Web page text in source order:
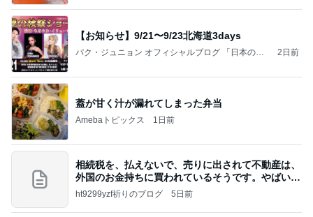
【お知らせ】9/21〜9/23北海道3days
パク・ジュニョン オフィシャルブログ 「日本の
2日前
蓋が甘く汁が漏れてしまった弁当
Amebaトピックス 1日前
相続税を、払えないで、売りに出されて不動産は、
外国のお金持ちに買われているそうです。やばいで
すよ
ht9299yzf祈りのブログ 5日前